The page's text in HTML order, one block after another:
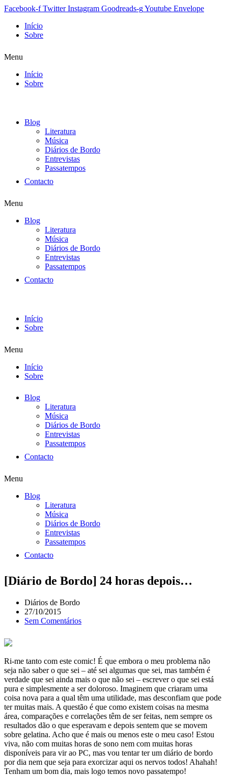
Facebook-f Twitter Instagram Goodreads-gYoutube Envelope
Início
Sobre
Menu
Início
Sobre
Blog
Literatura
Música
Diários de Bordo
Entrevistas
Passatempos
Contacto
Menu
Blog
Literatura
Música
Diários de Bordo
Entrevistas
Passatempos
Contacto
Início
Sobre
Menu
Início
Sobre
Blog
Literatura
Música
Diários de Bordo
Entrevistas
Passatempos
Contacto
Menu
Blog
Literatura
Música
Diários de Bordo
Entrevistas
Passatempos
Contacto
[Diário de Bordo] 24 horas depois…
Diários de Bordo
27/10/2015
Sem Comentários
Ri-me tanto com este comic! É que embora o meu problema não
seja não saber o que sei – até sei algumas que sei, mas também é
verdade que sei ainda mais o que não sei – escrever o que sei está
pura e simplesmente a ser doloroso. Imaginem que criaram uma
coisa nova para a qual têm uma utilidade, mas desconfiam que pode
ter muitas mais. A questão é que como existem coisas na mesma
área, comparações e correlações têm de ser feitas, nem sempre os
resultados dão o que esperavam e depois sentem que se movem
sobre gelatina. Acho que é mais ou menos este o meu caso! Estou
viva, não com muitas horas de sono nem com muitas horas
disponíveis para vir ao PC, mas vou tentar ter um diário de bordo
por dia nem que seja para exorcizar aqui os nervos todos! Ahahah!
Tenham um bom dia, mais logo temos novo passatempo!